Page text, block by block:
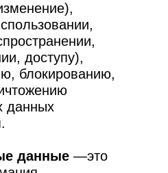
доступу),
блокированию,
данных
данные —это